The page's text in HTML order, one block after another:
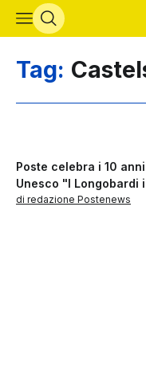
Vai al contenuto
Tag:
Poste celebra i 10
Unesco "I Longobardi
di redazione Postenews